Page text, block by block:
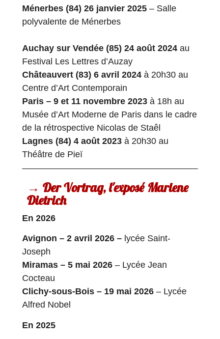
Ménerbes (84) 26 janvier 2025 – Salle
polyvalente de Ménerbes
Auchay sur Vendée (85) 24 août 2024 au
Festival Les Lettres d’Auzay
Châteauvert (83) 6 avril 2024 à 20h30 au
Centre d’Art Contemporain
Paris – 9 et 11 novembre 2023 à 18h au
Musée d’Art Moderne de Paris dans le cadre
de la rétrospective Nicolas de Staêl
Lagnes (84) 4 août 2023 à 20h30 au
Théâtre de Pieï
→ Der Vortrag, l'exposé Marlene
Dietrich
En 2026
Avignon – 2 avril 2026 – lycée Saint-
Joseph
Miramas – 5 mai 2026 – Lycée Jean
Cocteau
Clichy-sous-Bois – 19 mai 2026 – Lycée
Alfred Nobel
En 2025